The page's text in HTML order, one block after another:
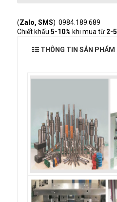
(Zalo, SMS) 0984.189.689
Chiết khấu 5-10% khi mua từ 2-5
THÔNG TIN SẢN PHẨM